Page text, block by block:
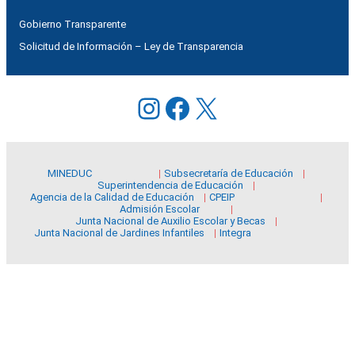
Gobierno Transparente
Solicitud de Información – Ley de Transparencia
Instagram
Facebook
X
MINEDUC
Subsecretaría de Educación
Superintendencia de Educación
Agencia de la Calidad de Educación
CPEIP
Admisión Escolar
Junta Nacional de Auxilio Escolar y Becas
Junta Nacional de Jardines Infantiles
Integra